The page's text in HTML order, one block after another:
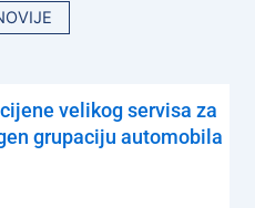
velikog servisa za
grupaciju automobila